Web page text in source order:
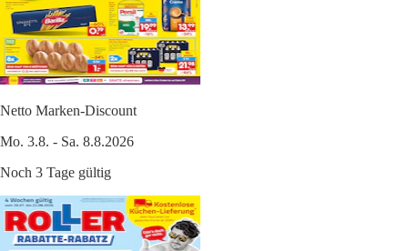
Netto Marken-Discount
Mo. 3.8. - Sa. 8.8.2026
Noch 3 Tage gültig